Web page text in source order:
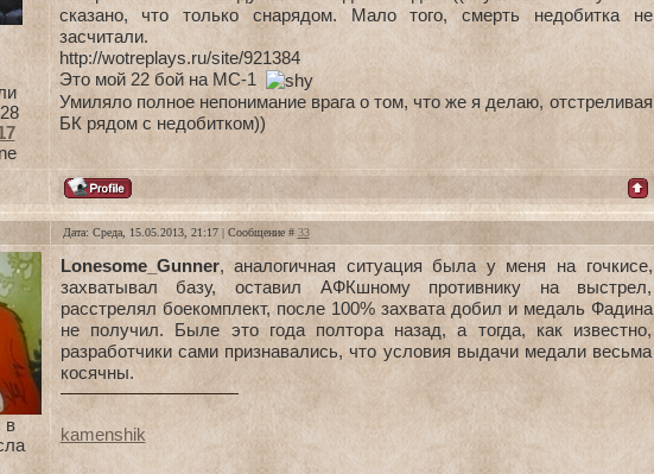
28
сказано, что только снарядом. Мало того, смерть недобитка не
засчитали.
http://wotreplays.ru/site/921384
Это мой 22 бой на МС-1
Умиляло полное непонимание врага о том, что же я делаю, отстреливая
БК рядом с недобитком))
Дата: Среда, 15.05.2013, 21:17 | Сообщение # 33
в
Lonesome_Gunner, аналогичная ситуация была у меня на гочкисе,
захватывал базу, оставил АФКшному противнику на выстрел,
расстрелял боекомплект, после 100% захвата добил и медаль Фадина
не получил. Быле это года полтора назад, а тогда, как известно,
разработчики сами признавались, что условия выдачи медали весьма
косячны.
kamenshik